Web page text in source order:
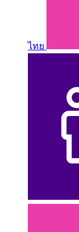
ไทย